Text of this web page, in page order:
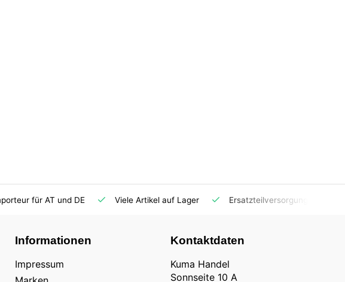
für AT und DE Viele Artikel auf Lager Ersatzteilversorgung
Informationen
Impressum
Kontaktdaten
Kuma Handel
Sonnseite 10 A